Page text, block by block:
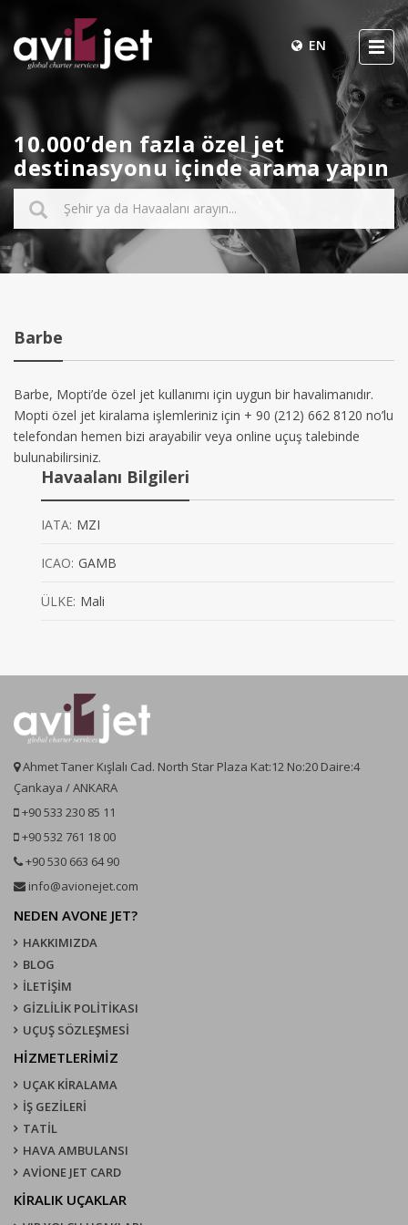
EN
10.000’den fazla özel jet
destinasyonu içinde arama yapın
Barbe
Barbe, Mopti’de özel jet kullanımı için uygun bir havalimanıdır.
Mopti özel jet kiralama işlemleriniz için + 90 (212) 662 8120 no’lu
telefondan hemen bizi arayabilir veya online uçuş talebinde
bulunabilirsiniz.
Havaalanı Bilgileri
IATA: MZI
ICAO: GAMB
ÜLKE: Mali
Ahmet Taner Kışlalı Cad. North Star Plaza Kat:12 No:20 Daire:4
Çankaya / ANKARA
+90 533 230 85 11
+90 532 761 18 00
+90 530 663 64 90
info@avionejet.com
NEDEN AVONE JET?
HAKKIMIZDA
BLOG
İLETİŞİM
GİZLİLİK POLİTİKASI
UÇUŞ SÖZLEŞMESI
HİZMETLERİMİZ
UÇAK KIRALAMA
İŞ GEZİLERİ
TATİL
HAVA AMBULANSI
AVİONE JET CARD
KIRALIK UÇAKLAR